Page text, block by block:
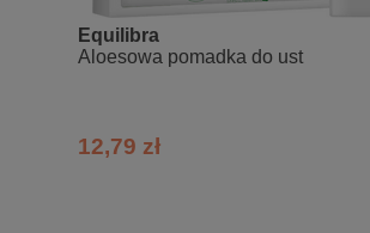
Equilibra
Aloesowa pomadka do ust
12,79 zł